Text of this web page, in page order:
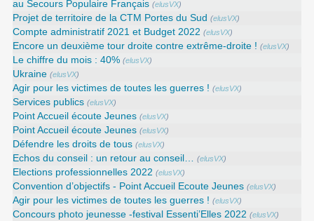
au Secours Populaire Français (elusVX)
Projet de territoire de la CTM Portes du Sud (elusVX)
Compte administratif 2021 et Budget 2022 (elusVX)
Encore un deuxième tour droite contre extrême-droite ! (elusVX)
Le chiffre du mois : 40% (elusVX)
Ukraine (elusVX)
Agir pour les victimes de toutes les guerres ! (elusVX)
Services publics (elusVX)
Point Accueil écoute Jeunes (elusVX)
Point Accueil écoute Jeunes (elusVX)
Défendre les droits de tous (elusVX)
Echos du conseil : un retour au conseil… (elusVX)
Elections professionnelles 2022 (elusVX)
Convention d’objectifs - Point Accueil Ecoute Jeunes (elusVX)
Agir pour les victimes de toutes les guerres ! (elusVX)
Concours photo jeunesse -festival Essenti’Elles 2022 (elusVX)